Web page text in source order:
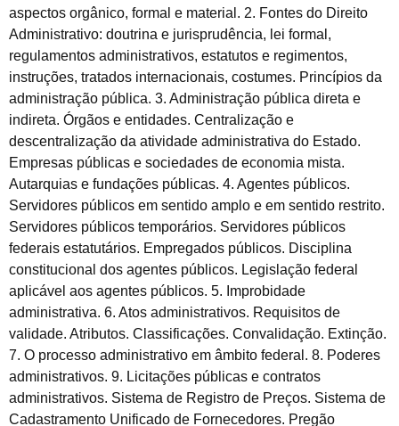
aspectos orgânico, formal e material. 2. Fontes do Direito
Administrativo: doutrina e jurisprudência, lei formal,
regulamentos administrativos, estatutos e regimentos,
instruções, tratados internacionais, costumes. Princípios da
administração pública. 3. Administração pública direta e
indireta. Órgãos e entidades. Centralização e
descentralização da atividade administrativa do Estado.
Empresas públicas e sociedades de economia mista.
Autarquias e fundações públicas. 4. Agentes públicos.
Servidores públicos em sentido amplo e em sentido restrito.
Servidores públicos temporários. Servidores públicos
federais estatutários. Empregados públicos. Disciplina
constitucional dos agentes públicos. Legislação federal
aplicável aos agentes públicos. 5. Improbidade
administrativa. 6. Atos administrativos. Requisitos de
validade. Atributos. Classificações. Convalidação. Extinção.
7. O processo administrativo em âmbito federal. 8. Poderes
administrativos. 9. Licitações públicas e contratos
administrativos. Sistema de Registro de Preços. Sistema de
Cadastramento Unificado de Fornecedores. Pregão